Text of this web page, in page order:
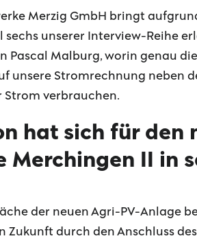
Merzig GmbH bringt
sechs unserer Interview-Reihe
Pascal Malburg, worin genau
unsere Stromrechnung neben
verbrauchen.
hat sich für den
II in
der neuen Agri-PV-Anlage
Zukunft durch den Anschluss